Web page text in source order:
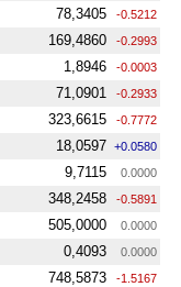
78,3405 -0.5212
169,4860 -0.2993
1,8946 -0.0003
71,0901 -0.2933
323,6615 -0.7772
18,0597 +0.0580
9,7115 0.0000
348,2458 -0.5891
505,0000 0.0000
0,4093 0.0000
748,5873 -1.5167